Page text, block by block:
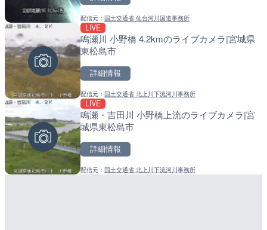
配信元：国土交通省 仙台河川国道事務所
LIVE
鳴瀬川 小野橋 4.2kmのライブカメラ|宮城県
東松島市
詳細情報
配信元：国土交通省 北上川下流河川事務所
LIVE
鳴瀬・吉田川 小野橋上流のライブカメラ|宮
城県東松島市
詳細情報
配信元：国土交通省 北上川下流河川事務所
配信元：静岡県交通基盤部河川砂防局土
巴川 上土水位観測局のラ
配信元：静岡県交通基盤部河川砂防局土
柳瀬川 秋津橋のライブカ
配信元：東京都建設局
配信元：日高町役場
小浦川水門付近から小浦
配信元：日高町役場
産湯川水門付近のライブ
配信元：日高町役場